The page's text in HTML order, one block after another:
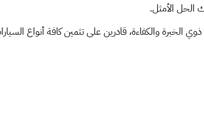
الأمثل.
الخبرة والكفاءة، قادرين على تثمين كافة أنواع